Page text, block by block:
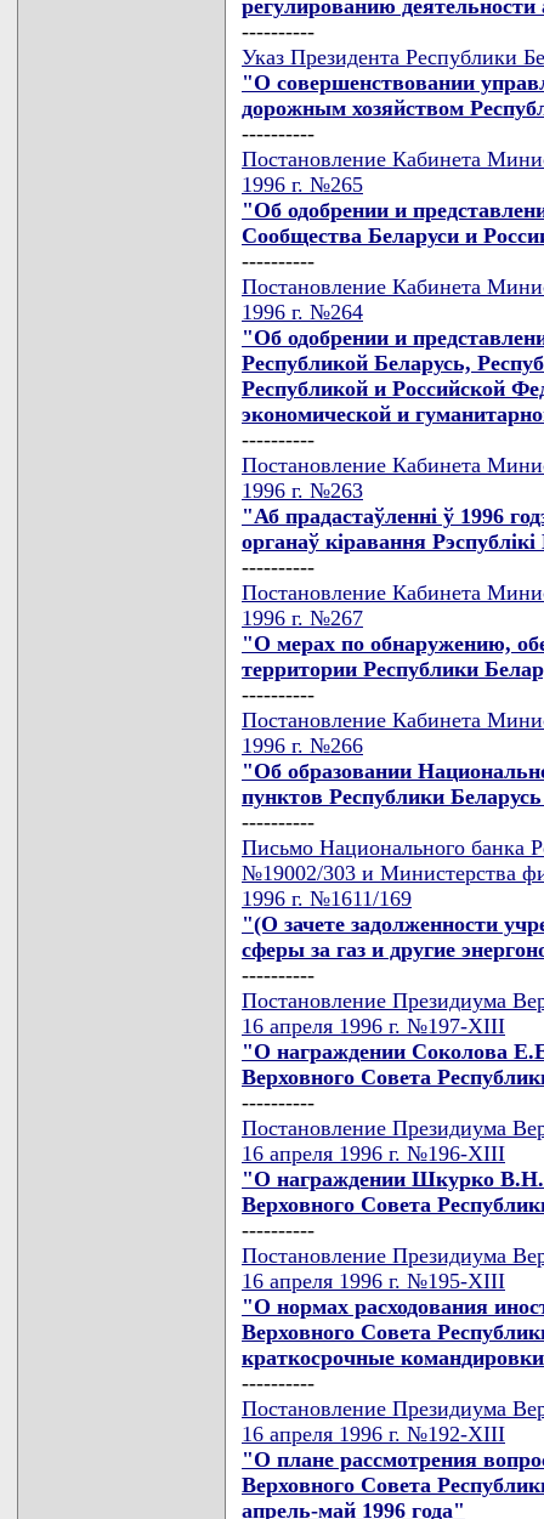
регулированию
----------
Указ Президента Республики
"О совершенствовании
дорожным хозяйством
----------
Постановление Кабинета
1996 г. №265
"Об одобрении и
Сообщества Беларуси и
----------
Постановление Кабинета
1996 г. №264
"Об одобрении и
Республикой Беларусь,
Республикой и Российской
экономической и
----------
Постановление Кабинета
1996 г. №263
"Аб прадастаўленнi ў 1996
органаў кiравання
----------
Постановление Кабинета
1996 г. №267
"О мерах по обнаружению,
территории Республики
----------
Постановление Кабинета
1996 г. №266
"Об образовании
пунктов Республики
----------
Письмо Национального банка
№19002/303 и Министерства
1996 г. №1611/169
"(О зачете задолженности
сферы за газ и другие
----------
Постановление Президиума
16 апреля 1996 г. №197-XIII
"О награждении Соколова
Верховного Совета
----------
Постановление Президиума
16 апреля 1996 г. №196-XIII
"О награждении Шкурко В.Н.
Верховного Совета
----------
Постановление Президиума
16 апреля 1996 г. №195-XIII
"О нормах расходования
Верховного Совета
краткосрочные
----------
Постановление Президиума
16 апреля 1996 г. №192-XIII
"О плане рассмотрения
Верховного Совета
апрель-май 1996 года"